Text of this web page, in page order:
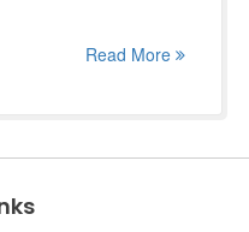
Read More